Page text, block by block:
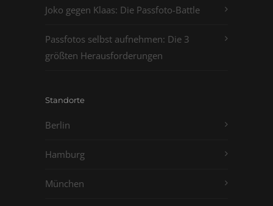
Joko gegen Klaas: Die Passfoto-Battle
Passfotos selbst aufnehmen: Die 3
größten Herausforderungen
Standorte
Berlin
Hamburg
München